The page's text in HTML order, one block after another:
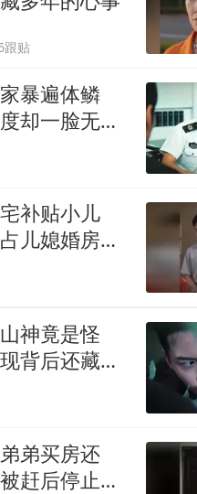
跟贴
暴遍体鳞
却一脸无所
补贴小儿
儿媳婚房，
神竟是怪
背后还藏着
弟买房还
赶后停止转